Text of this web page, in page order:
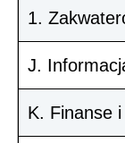
1.
J.
K. Finanse